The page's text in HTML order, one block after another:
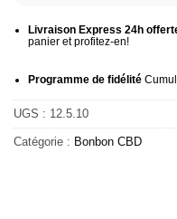
Livraison Express 24h
panier et profitez-en!
Programme de fidélité
UGS : 12.5.10
Catégorie : Bonbon CBD